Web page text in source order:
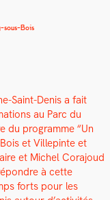
sous-Bois
Saint-Denis a fait
au Parc du
du pro­gramme “Un
et Villepinte et
et Michel Cora­joud
à cette
forts pour les